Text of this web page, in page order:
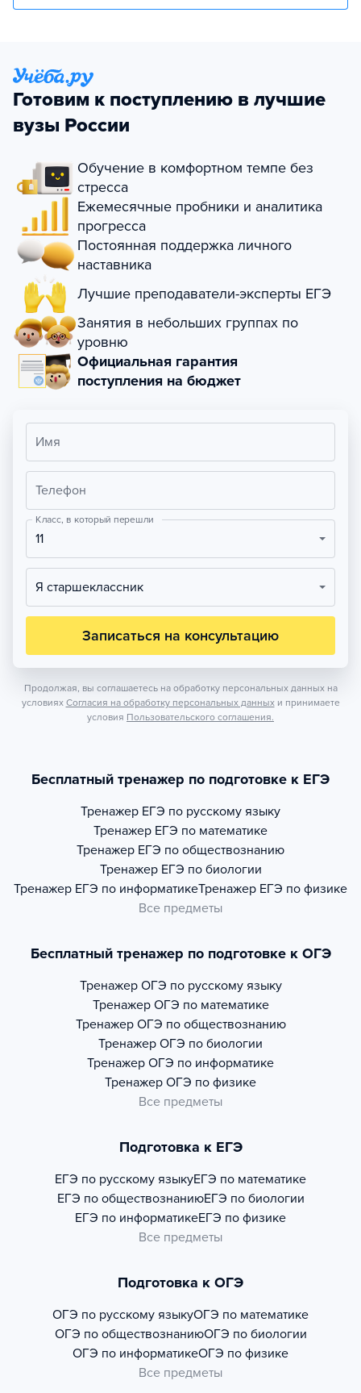
Готовим к поступлению в лучшие
вузы России
Обучение в комфортном темпе без
стресса
Ежемесячные пробники и аналитика
прогресса
Постоянная поддержка личного
наставника
Лучшие преподаватели-эксперты ЕГЭ
Занятия в небольших группах по
уровню
Официальная гарантия
поступления на бюджет
Имя
Телефон
Класс, в который перешли
11
Я старшеклассник
Записаться на консультацию
Продолжая, вы соглашаетесь на обработку персональных данных на
условиях Согласия на обработку персональных данных и принимаете
условия Пользовательского соглашения.
Бесплатный тренажер по подготовке к ЕГЭ
Тренажер ЕГЭ по русскому языку
Тренажер ЕГЭ по математике
Тренажер ЕГЭ по обществознанию
Тренажер ЕГЭ по биологии
Тренажер ЕГЭ по информатикеТренажер ЕГЭ по физике
Все предметы
Бесплатный тренажер по подготовке к ОГЭ
Тренажер ОГЭ по русскому языку
Тренажер ОГЭ по математике
Тренажер ОГЭ по обществознанию
Тренажер ОГЭ по биологии
Тренажер ОГЭ по информатике
Тренажер ОГЭ по физике
Все предметы
Подготовка к ЕГЭ
ЕГЭ по русскому языкуЕГЭ по математике
ЕГЭ по обществознаниюЕГЭ по биологии
ЕГЭ по информатикеЕГЭ по физике
Все предметы
Подготовка к ОГЭ
ОГЭ по русскому языкуОГЭ по математике
ОГЭ по обществознаниюОГЭ по биологии
ОГЭ по информатикеОГЭ по физике
Все предметы